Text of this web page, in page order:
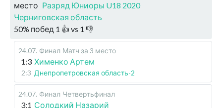
место Разряд Юниоры U18 2020
Черниговская область
50% побед 1 👍 vs 1 👎
24.07. Финал Матч за 3 место
1:3 Хименко Артем
2:3 Днепропетровская область-2
24.07. Финал Четвертьфинал
3:1 Солодкий Назарий